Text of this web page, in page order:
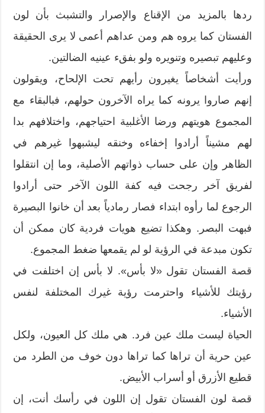
ردها بالمزيد من الإقناع والإصرار والتشبث بأن لون
الفستان كما يروه هم ومن عداهم أعمى لا يرى الحقيقة
وعليهم تبصيره وتنويره ولو بفقء عينيه الضالتين.
ورأيت أشخاصاً يغيرون رأيهم تحت الإلحاح، ويقولون
إنهم صاروا يرونه كما يراه الآخرون حولهم، فبالبقاء مع
المجموع هويتهم ورضا الأغلبية احتياجهم، واختلافهم بدا
لهم مشيناً أرادوا إخفاءه وخنقه ليشبهوا غيرهم في
الظاهر وإن على حساب ذواتهم الأصلية، وما إن انتقلوا
لفريق آخر رجحت فيه كفة اللون الآخر حتى أرادوا
الرجوع لما رأوه ابتداء فصار رمادياً بعد أن خانوا البصيرة
فبهت البصر. وهكذا تضيع هويات فردية كان ممكن أن
تكون مبدعة في الرؤية لو لم يقمعها ضغط المجموع.
قصة الفستان تقول «لا بأس». لا بأس إن اختلفت في
رؤيتك للأشياء واحترمت رؤية غيرك المختلفة لنفس
الأشياء.
الحياة ليست ملك عين فرد. هي ملك كل العيون، ولكل
عين حرية أن تراها كما تراها دون خوف من الطرد من
قطيع الأزرق أو أسراب الأبيض.
قصة لون الفستان تقول إن اللون في رأسك أنت، إن